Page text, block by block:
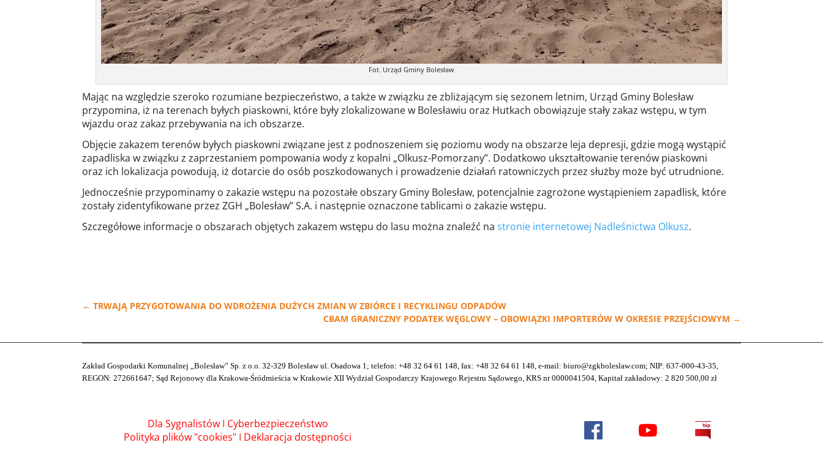
Fot. Urząd Gminy Bolesław
Mając na względzie szeroko rozumiane bezpieczeństwo, a także w związku ze zbliżającym się sezonem letnim, Urząd Gminy Bolesław
przypomina, iż na terenach byłych piaskowni, które były zlokalizowane w Bolesławiu oraz Hutkach obowiązuje stały zakaz wstępu, w tym
wjazdu oraz zakaz przebywania na ich obszarze.
Objęcie zakazem terenów byłych piaskowni związane jest z podnoszeniem się poziomu wody na obszarze leja depresji, gdzie mogą wystąpić
zapadliska w związku z zaprzestaniem pompowania wody z kopalni „Olkusz-Pomorzany”. Dodatkowo ukształtowanie terenów piaskowni
oraz ich lokalizacja powodują, iż dotarcie do osób poszkodowanych i prowadzenie działań ratowniczych przez służby może być utrudnione.
Jednocześnie przypominamy o zakazie wstępu na pozostałe obszary Gminy Bolesław, potencjalnie zagrożone wystąpieniem zapadlisk, które
zostały zidentyfikowane przez ZGH „Bolesław” S.A. i następnie oznaczone tablicami o zakazie wstępu.
Szczegółowe informacje o obszarach objętych zakazem wstępu do lasu można znaleźć nastronie internetowej Nadleśnictwa Olkusz.
←TRWAJĄ PRZYGOTOWANIA DO WDROŻENIA DUŻYCH ZMIAN W ZBIÓRCE I RECYKLINGU ODPADÓW
CBAM GRANICZNY PODATEK WĘGLOWY – OBOWIĄZKI IMPORTERÓW W OKRESIE PRZEJŚCIOWYM →
Zakład Gospodarki Komunalnej „Bolesław” Sp. z o.o. 32-329 Bolesław ul. Osadowa 1; telefon: +48 32 64 61 148, fax: +48 32 64 61 148, e-mail: biuro@zgkboleslaw.com; NIP: 637-000-43-35,
REGON: 272661647; Sąd Rejonowy dla Krakowa-Śródmieścia w Krakowie XII Wydział Gospodarczy Krajowego Rejestru Sądowego, KRS nr 0000041504, Kapitał zakładowy: 2 820 500,00 zł
Dla SygnalistówI Cyberbezpieczeństwo
Polityka plików "cookies" I Deklaracja dostępności